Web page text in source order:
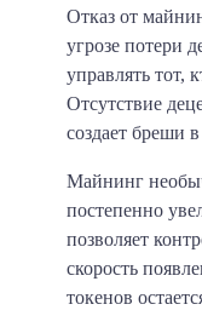
Отказ от
угрозе потери
управлять тот,
Отсутствие
создает бреши
Майнинг
постепенно
позволяет
скорость
токенов